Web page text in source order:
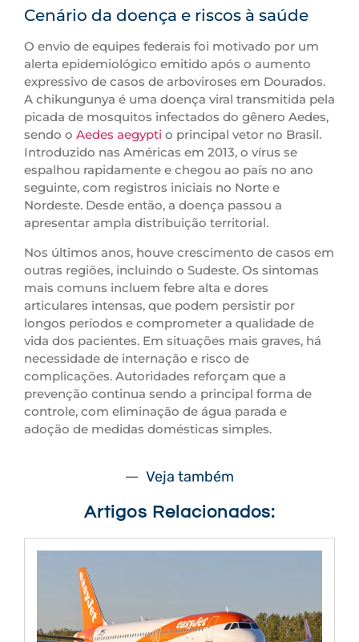
Cenário da doença e riscos à saúde
O envio de equipes federais foi motivado por um
alerta epidemiológico emitido após o aumento
expressivo de casos de arboviroses em Dourados.
A chikungunya é uma doença viral transmitida pela
picada de mosquitos infectados do gênero Aedes,
sendo o Aedes aegypti o principal vetor no Brasil.
Introduzido nas Américas em 2013, o vírus se
espalhou rapidamente e chegou ao país no ano
seguinte, com registros iniciais no Norte e
Nordeste. Desde então, a doença passou a
apresentar ampla distribuição territorial.
Nos últimos anos, houve crescimento de casos em
outras regiões, incluindo o Sudeste. Os sintomas
mais comuns incluem febre alta e dores
articulares intensas, que podem persistir por
longos períodos e comprometer a qualidade de
vida dos pacientes. Em situações mais graves, há
necessidade de internação e risco de
complicações. Autoridades reforçam que a
prevenção continua sendo a principal forma de
controle, com eliminação de água parada e
adoção de medidas domésticas simples.
Veja também
Artigos Relacionados: